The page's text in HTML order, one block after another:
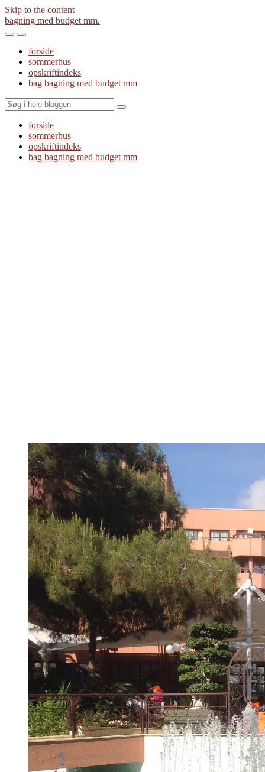
Skip to the content
bagning med budget mm.
Toggle
mobile
menu
Toggle
the
search
field
forside
sommerhus
opskriftindeks
bag bagning med budget mm
Search
forside
sommerhus
opskriftindeks
bag bagning med budget mm